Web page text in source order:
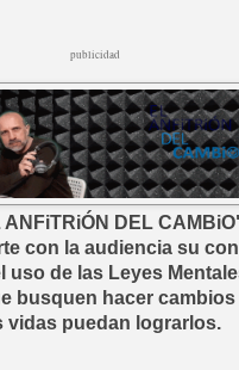
publicidad
DEL
con la audiencia su
uso de las Leyes
busquen hacer cambios
vidas puedan lograrlos.